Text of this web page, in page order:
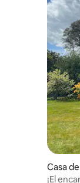
Casa
field
¡El